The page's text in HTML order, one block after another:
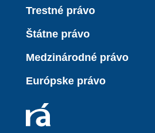
Trestné právo
Štátne právo
Medzinárodné právo
Európske právo